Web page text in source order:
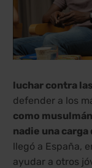
luchar contra
defender a los
como
nadie una
llegó a España,
ayudar a otros